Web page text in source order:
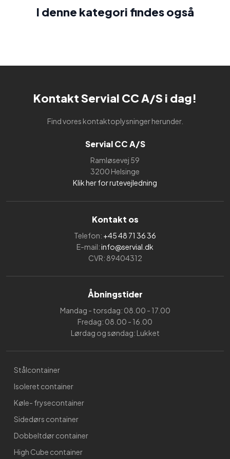
I denne kategori findes også​
Kontakt Servial CC A/S i dag!
Find vores kontaktoplysninger herunder.
Servial CC A/S
Ramløsevej 59
3200 Helsinge
Klik her for rutevejledning
Kontakt os
Telefon: +45 48 71 36 36
E-mail:info@servial.dk
CVR: 89404312
Åbningstider
Mandag - torsdag: 08.00 - 17.00
Fredag: 08.00 - 16.00
Lørdag og søndag: Lukket
Stålcontainer
Isoleret container
Køle- frysecontainer
Sidedørs container
Dobbeltdør container
High Cube container